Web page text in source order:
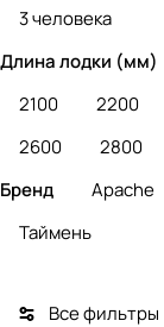
3 человека
Длина лодки (мм)
2100
2200
2600
2800
Бренд
Apache
Таймень
Все фильтры